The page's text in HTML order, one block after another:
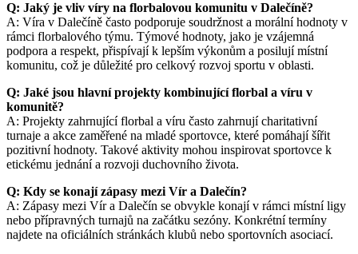
Q: Jaký je vliv víry na florbalovou komunitu v Dalečíně?
A: Víra v Dalečíně často podporuje soudržnost a morální hodnoty v
rámci florbalového týmu. Týmové hodnoty, jako je vzájemná
podpora a respekt, přispívají k lepším výkonům a posilují místní
komunitu, což je důležité pro celkový rozvoj sportu v oblasti.
Q: Jaké jsou hlavní projekty kombinující florbal a víru v
komunitě?
A: Projekty zahrnující florbal a víru často zahrnují charitativní
turnaje a akce zaměřené na mladé sportovce, které pomáhají šířit
pozitivní hodnoty. Takové aktivity mohou inspirovat sportovce k
etickému jednání a rozvoji duchovního života.
Q: Kdy se konají zápasy mezi Vír a Dalečín?
A: Zápasy mezi Vír a Dalečín se obvykle konají v rámci místní ligy
nebo přípravných turnajů na začátku sezóny. Konkrétní termíny
najdete na oficiálních stránkách klubů nebo sportovních asociací.